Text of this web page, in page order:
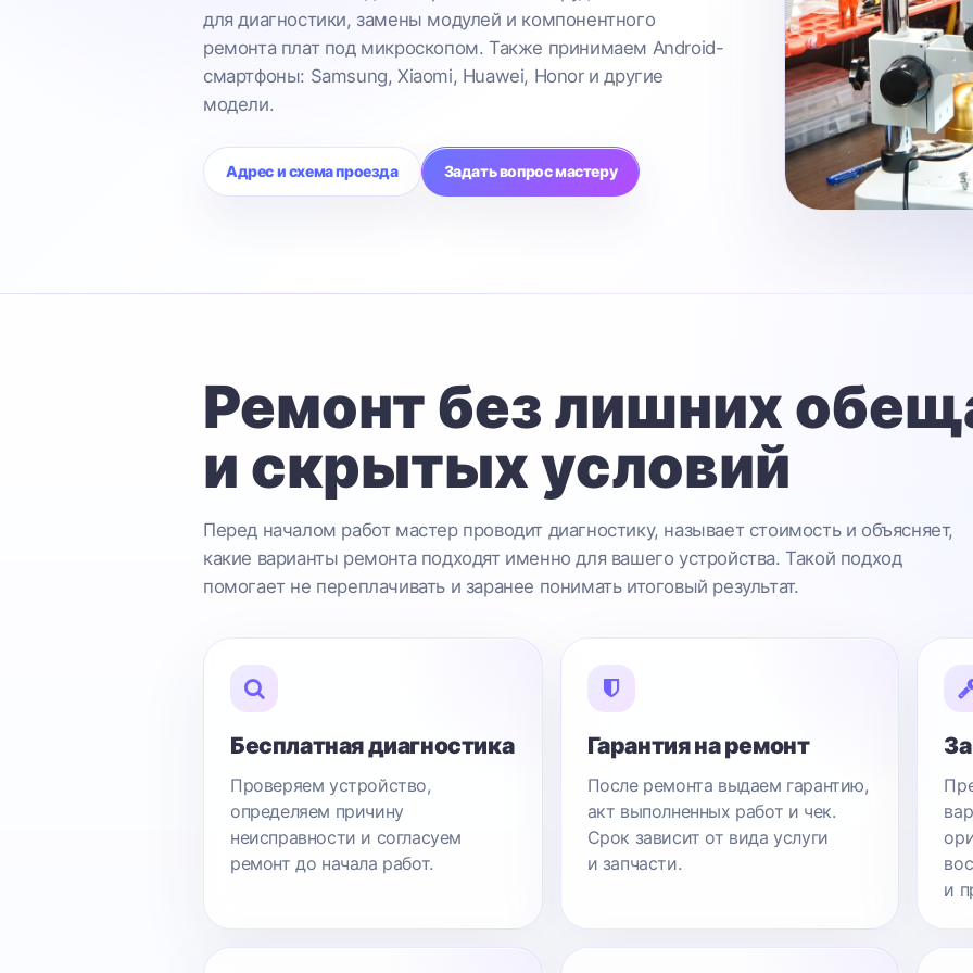
для диагностики, замены модулей и компонентного
ремонта плат под микроскопом. Также принимаем Android-
смартфоны: Samsung, Xiaomi, Huawei, Honor и другие
модели.
Адрес и схема проезда Задать вопрос мастеру
Ремонт без лишних
и скрытых условий
Перед началом работ мастер проводит диагностику, называет стоимость и объясняет,
какие варианты ремонта подходят именно для вашего устройства. Такой подход
помогает не переплачивать и заранее понимать итоговый результат.
Бесплатная диагностика
Проверяем устройство,
определяем причину
неисправности и согласуем
ремонт до начала работ.
Гарантия на ремонт
После ремонта выдаем гарантию,
акт выполненных работ и чек.
Срок зависит от вида услуги
и запчасти.
и